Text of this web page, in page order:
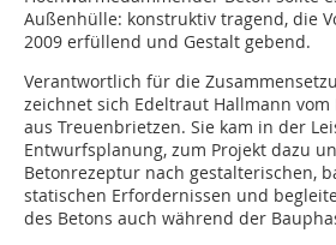
Außenhülle: konstruktiv tragend, die
2009 erfüllend und Gestalt gebend.
Verantwortlich für die
zeichnet sich Edeltraut Hallmann
aus Treuenbrietzen. Sie kam in der
Entwurfsplanung, zum Projekt dazu
Betonrezeptur nach gestalterischen,
statischen Er­fordernissen und
des Betons auch während der